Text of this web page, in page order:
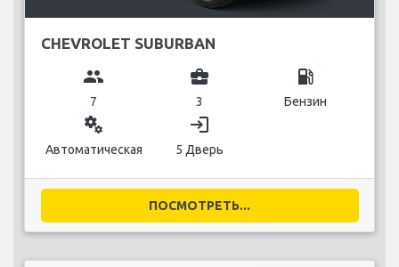
CHEVROLET SUBURBAN
group
7
business_center
3
local_gas_station
Бензин
miscellaneous_services
Автоматическая
login
5 Дверь
ПОСМОТРЕТЬ...